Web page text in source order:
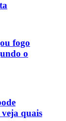
fogo
o
quais